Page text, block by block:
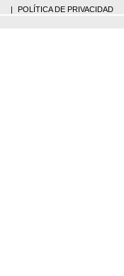
POLÍTICA DE PRIVACIDAD